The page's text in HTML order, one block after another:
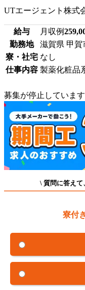
UTエージェント株式
給与 月収例
勤務地
滋賀県 甲賀
寮・社宅 なし
仕事内容 製薬化粧品
募集が停止しています
\ 質問に答えて、
寮付